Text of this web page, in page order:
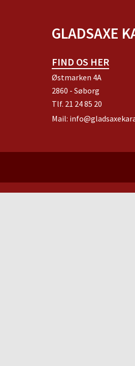
GLADSAXE
FIND OS HER
Østmarken 4A
2860 - Søborg
Tlf. 21 24 85 20
Mail: